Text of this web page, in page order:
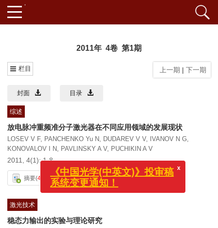
2011年 4卷 第1期
栏目 上一期 | 下一期
封面 目录
综述
放电脉冲重频准分子激光器在不同应用领域的发展现状
LOSEV V F, PANCHENKO Yu N, DUDAREV V V, IVANOV N G,
KONOVALOV I N, PAVLINSKY A V, PUCHIKIN A V
2011, 4(1): 1-8.
摘要(4877) PDF 747KB(1679)
激光技术
稳态力输出的实验与理论研究
x
《中国光学(中英文)》投审稿
系统变更通知！